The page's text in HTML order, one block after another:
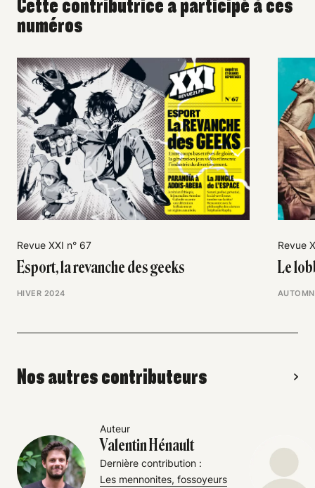
Cette contributrice a participé à ces
numéros
Revue XXI n° 67
Esport, la revanche des geeks
HIVER 2024
Revue
Le
Nos autres contributeurs
Auteur
Valentin Hénault
Dernière contribution :
Les mennonites, fossoyeurs